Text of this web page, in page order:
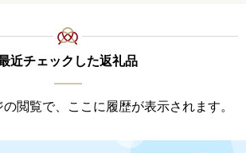
近チェックした返礼品
閲覧で、ここに履歴が表示されます。